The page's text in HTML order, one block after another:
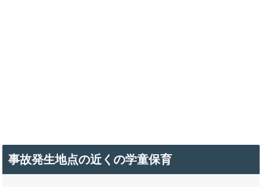
事故発生地点の近くの学童保育